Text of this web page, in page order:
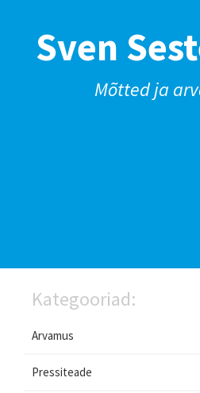
Sven
Mõtted ja
Kategooriad:
Arvamus
Pressiteade